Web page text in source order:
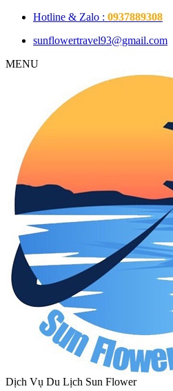
Hotline & Zalo : 0937889308
sunflowertravel93@gmail.com
MENU
Dịch Vụ Du Lịch Sun Flower